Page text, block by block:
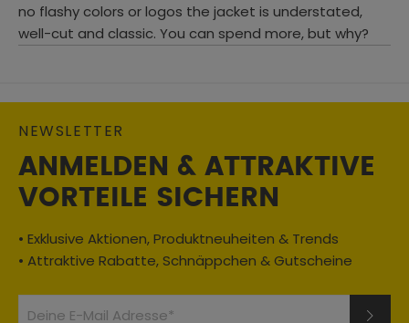
no flashy colors or logos the jacket is understated,
well-cut and classic. You can spend more, but why?
NEWSLETTER
ANMELDEN & ATTRAKTIVE
VORTEILE SICHERN
• Exklusive Aktionen, Produktneuheiten & Trends
• Attraktive Rabatte, Schnäppchen & Gutscheine